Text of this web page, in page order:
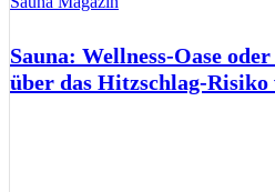
Sauna: Wellness-Oase
über das Hitzschlag-Risiko